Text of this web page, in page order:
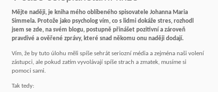
Mějte naději, je kniha mého oblíbeného spisovatele Johanna Maria
Simmela. Protože jako psycholog vím, co s lidmi dokáže stres, rozhodl
jsem se zde, na svém blogu, postupně přinášet pozitivní a zároveň
pravdivé a ověřené zprávy, které snad někomu onu naději dodají.
Vím, že by tuto úlohu měli spíše sehrát seriozní média a zejména naši volení
zástupci, ale pokud zatím vyvolávají spíše strach a zmatek, musíme si
pomoci sami.
Tak tedy: